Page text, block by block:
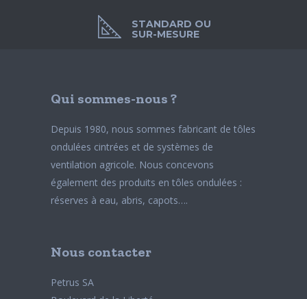
STANDARD OU
SUR-MESURE
Qui sommes-nous ?
Depuis 1980, nous sommes fabricant de tôles
ondulées cintrées et de systèmes de
ventilation agricole. Nous concevons
également des produits en tôles ondulées :
réserves à eau, abris, capots….
Nous contacter
Petrus SA